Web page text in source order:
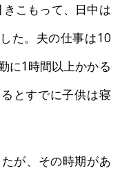
こもって、日中は
た。夫の仕事は10
に1時間以上かかる
とすでに子供は寝
が、その時期があ